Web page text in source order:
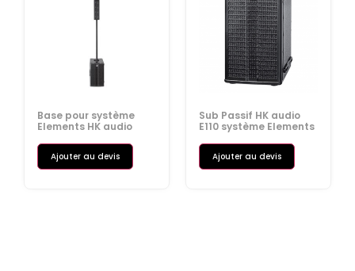
Base pour système
Elements HK audio
Ajouter au devis
Sub Passif HK audio
E110 système Elements
Ajouter au devis